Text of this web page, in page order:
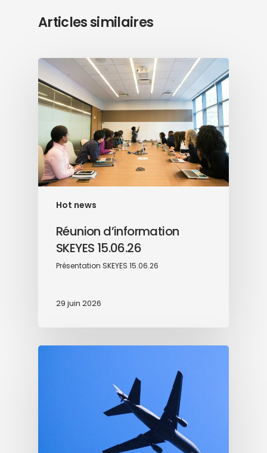
Articles similaires
Hot news
Réunion d’information
SKEYES 15.06.26
Présentation SKEYES 15.06.26
29 juin 2026